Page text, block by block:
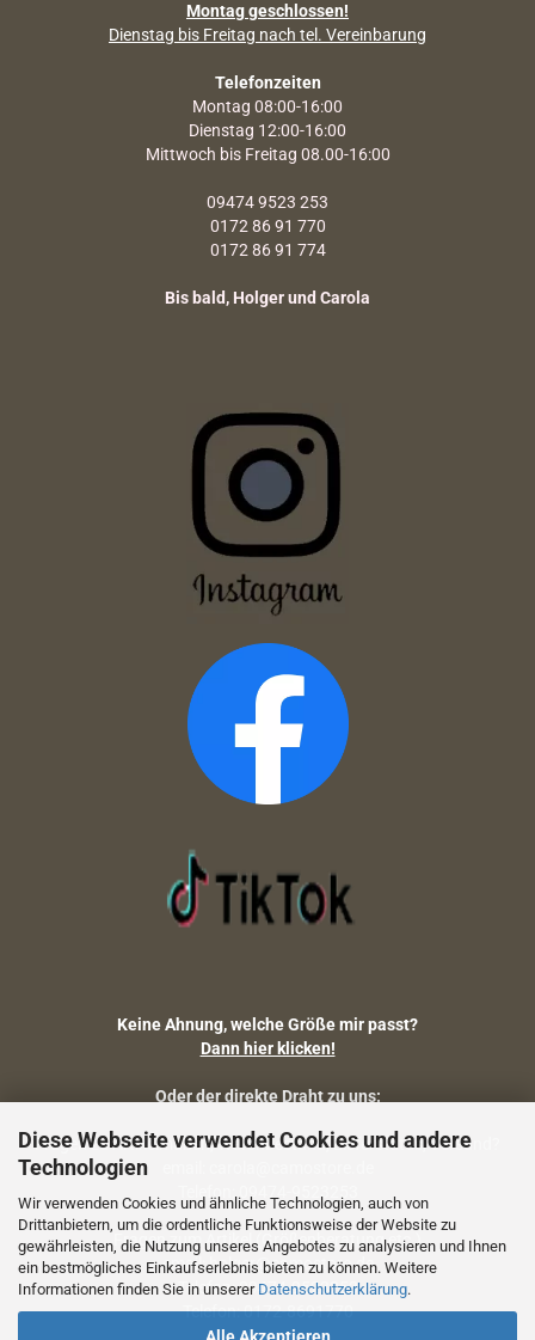
Diese Webseite verwendet Cookies und andere
Technologien
Wir verwenden Cookies und ähnliche Technologien, auch von
Drittanbietern, um die ordentliche Funktionsweise der Website zu
gewährleisten, die Nutzung unseres Angebotes zu analysieren und Ihnen
ein bestmögliches Einkaufserlebnis bieten zu können. Weitere
Informationen finden Sie in unserer Datenschutzerklärung.
Alle Akzeptieren
Montag geschlossen!
Dienstag bis Freitag nach tel. Vereinbarung
Telefonzeiten
Montag 08:00-16:00
Dienstag 12:00-16:00
Mittwoch bis Freitag 08.00-16:00
09474 9523 253
0172 86 91 770
0172 86 91 774
Bis bald, Holger und Carola
Keine Ahnung, welche Größe mir passt?
Dann hier klicken!
Oder der direkte Draht zu uns:
Fragen zu Artikelmaßen, Warenbestand, Lieferstatus, Versand?
Fragen zum Artikel (Größenberatung etc.)
email: holger@camostore.de
Telefon: 09474-9523253
Telefon: 0172-8691770